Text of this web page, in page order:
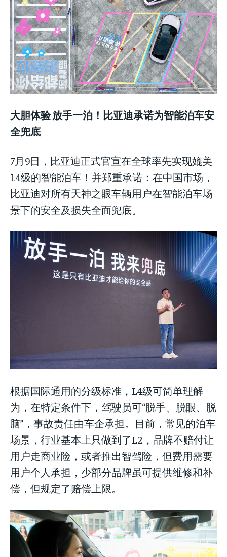
大胆体验放手一泊！比亚迪承诺为智能泊车安
全兜底
7月9日，比亚迪正式官宣在全球率先实现媲美
L4级的智能泊车！并郑重承诺：在中国市场，
比亚迪对所有天神之眼车辆用户在智能泊车场
景下的安全及损失全面兜底。
根据国际通用的分级标准，L4级可简单理解
为，在特定条件下，驾驶员可“脱手、脱眼、脱
脑”，事故责任由车企承担。目前，常见的泊车
场景，行业基本上只做到了L2，品牌不赔付让
用户走商业险，或者推出智驾险，但费用需要
用户个人承担，少部分品牌虽可提供维修和补
偿，但规定了赔偿上限。